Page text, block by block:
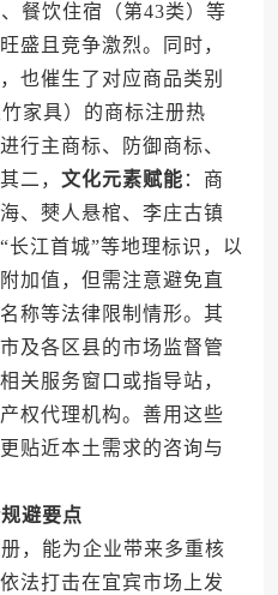
餐饮住宿（第43类）等
盛且竞争激烈。同时，
也催生了对应商品类别
家具）的商标注册热
行主商标、防御商标、
二， 文化元素赋能 ：商
、僰人悬棺、李庄古镇
江首城”等地理标识，以
加值，但需注意避免直
称等法律限制情形。其
及各区县的市场监督管
关服务窗口或指导站，
权代理机构。善用这些
贴近本土需求的咨询与
避要点
能为企业带来多重核
法打击在宜宾市场上发